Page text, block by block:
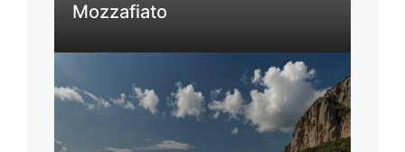
Mozzafiato